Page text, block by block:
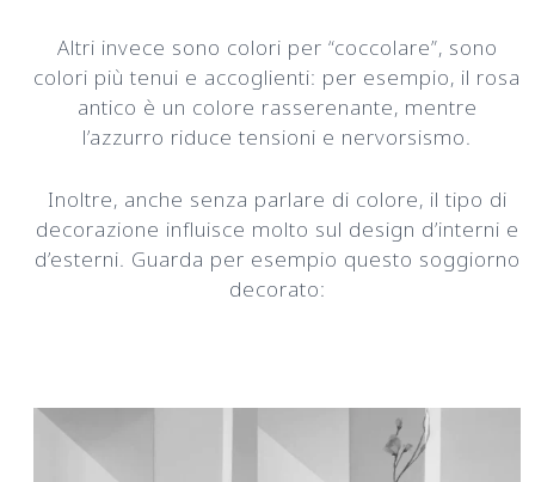
Altri invece sono colori per “coccolare”, sono
colori più tenui e accoglienti: per esempio, il rosa
antico è un colore rasserenante, mentre
l’azzurro riduce tensioni e nervorsismo.
Inoltre, anche senza parlare di colore, il tipo di
decorazione influisce molto sul design d’interni e
d’esterni. Guarda per esempio questo soggiorno
decorato: